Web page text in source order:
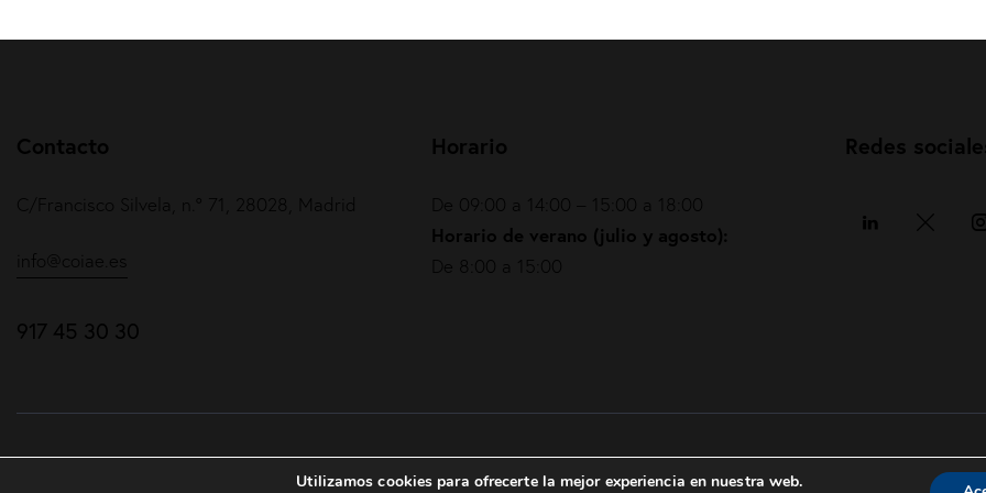
Contacto
C/Francisco Silvela, n.º 71, 28028, Madrid
info@coiae.es
917 45 30 30
Horario
De 09:00 a 14:00 – 15:00 a 18:00
Horario de verano (julio y agosto):
De 8:00 a 15:00
Redes
COIAE© 2026. Todos los derechos reservados Política de privacidad Política de cookies|
Utilizamos cookies para ofrecerte la mejor experiencia en nuestra web.